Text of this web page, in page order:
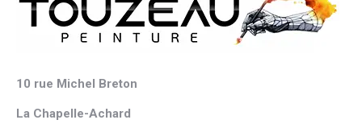
10 rue Michel Breton
La Chapelle-Achard